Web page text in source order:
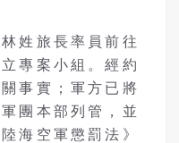
姓旅長率員前往
專案小組。經約
事實；軍方已將
團本部列管，並
海空軍懲罰法》